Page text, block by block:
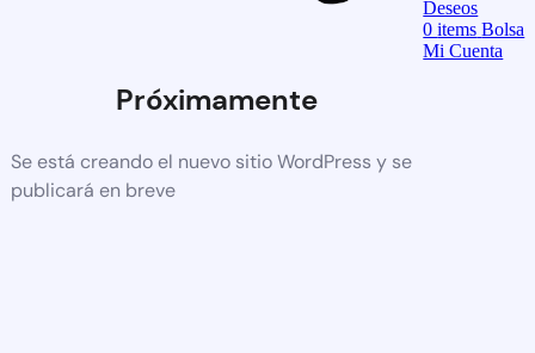
Próximamente
Se está creando el nuevo sitio WordPress y se
publicará en breve
Deseos
0items Bolsa
Mi Cuenta